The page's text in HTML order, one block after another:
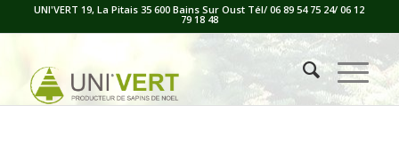
UNI'VERT 19, La Pitais 35 600 Bains Sur Oust Tél/ 06 89 54 75 24/ 06 12
79 18 48